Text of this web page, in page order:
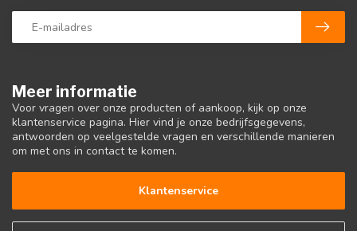
Meer informatie
Voor vragen over onze producten of aankoop, kijk op onze
klantenservice pagina. Hier vind je onze bedrijfsgegevens,
antwoorden op veelgestelde vragen en verschillende manieren
om met ons in contact te komen.
Klantenservice